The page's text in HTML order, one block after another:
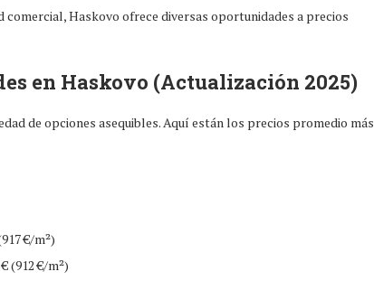
comercial, Haskovo ofrece diversas oportunidades a precios
en Haskovo (Actualización 2025)
de opciones asequibles. Aquí están los precios promedio más
€/m²)
(912 €/m²)